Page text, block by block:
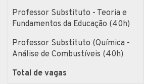
Professor Substituto - Teoria e
Fundamentos da Educação (40h)
Professor Substituto (Química -
Análise de Combustíveis (40h)
Total de vagas